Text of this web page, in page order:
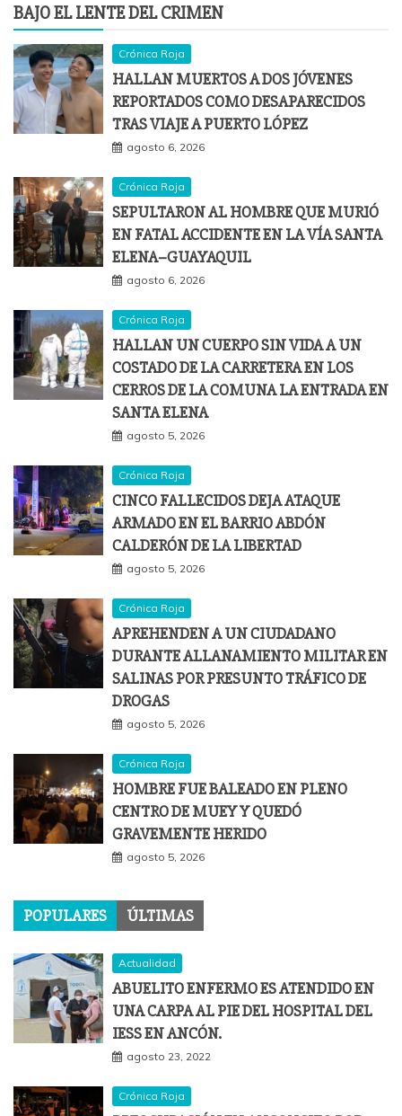
BAJO EL LENTE DEL CRIMEN
Crónica Roja
HALLAN MUERTOS A DOS JÓVENES
REPORTADOS COMO DESAPARECIDOS
TRAS VIAJE A PUERTO LÓPEZ
agosto 6, 2026
Crónica Roja
SEPULTARON AL HOMBRE QUE MURIÓ
EN FATAL ACCIDENTE EN LA VÍA SANTA
ELENA–GUAYAQUIL
agosto 6, 2026
Crónica Roja
HALLAN UN CUERPO SIN VIDA A UN
COSTADO DE LA CARRETERA EN LOS
CERROS DE LA COMUNA LA ENTRADA EN
SANTA ELENA
agosto 5, 2026
Crónica Roja
CINCO FALLECIDOS DEJA ATAQUE
ARMADO EN EL BARRIO ABDÓN
CALDERÓN DE LA LIBERTAD
agosto 5, 2026
Crónica Roja
APREHENDEN A UN CIUDADANO
DURANTE ALLANAMIENTO MILITAR EN
SALINAS POR PRESUNTO TRÁFICO DE
DROGAS
agosto 5, 2026
Crónica Roja
HOMBRE FUE BALEADO EN PLENO
CENTRO DE MUEY Y QUEDÓ
GRAVEMENTE HERIDO
agosto 5, 2026
POPULARES ÚLTIMAS
Actualidad
ABUELITO ENFERMO ES ATENDIDO EN
UNA CARPA AL PIE DEL HOSPITAL DEL
IESS EN ANCÓN.
agosto 23, 2022
Crónica Roja